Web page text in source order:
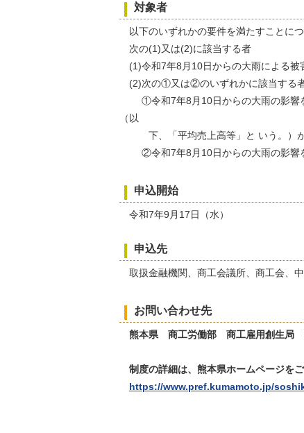
対象者
以下のいずれかの要件を満たすことに
次の(1)又は(2)に該当する者
(1)令和7年8月10日からの大雨による被
(2)次の①又は②のいずれかに該当する
①令和7年8月10日からの大雨の影響を
（以
下、「平均売上高等」と いう。）が
②令和7年8月10日からの大雨の影響を
申込開始
令和7年9月17日（水）
申込先
取扱金融機関、商工会議所、商工会、
お問い合わせ先
熊本県 商工労働部 商工雇用創生局
制度の詳細は、熊本県ホームページをご
https://www.pref.kumamoto.jp/